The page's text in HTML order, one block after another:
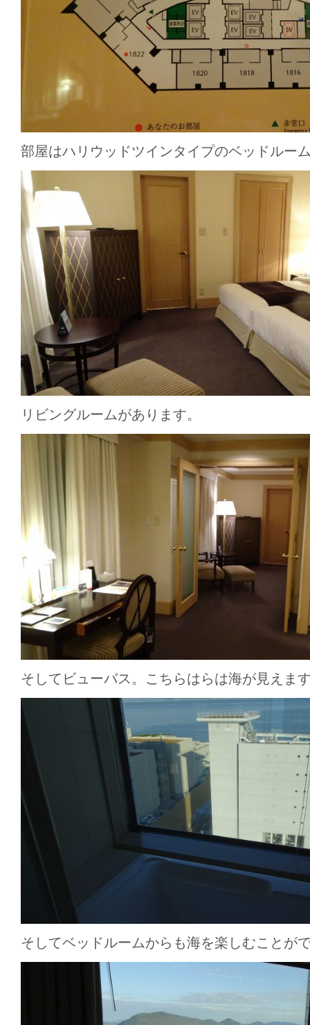
部屋はハリウッドツインタイプのベッドルー
リビングルームがあります。
そしてビューバス。こちらはらは海が見えま
そしてベッドルームからも海を楽しむことが